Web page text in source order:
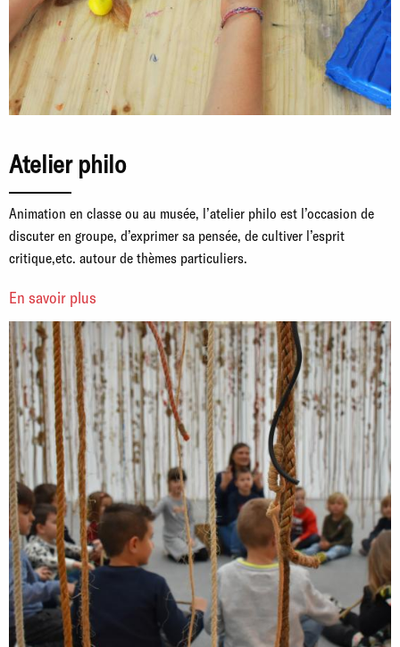
Atelier philo
Animation en classe ou au musée, l’atelier philo est l’occasion de
discuter en groupe, d’exprimer sa pensée, de cultiver l’esprit
critique,etc. autour de thèmes particuliers.
En savoir plus